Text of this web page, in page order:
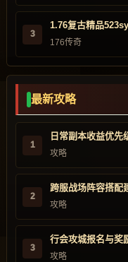
3
1.76复古精品523sy
176传奇
最新攻略
1
日常副本收益优先
攻略
2
跨服战场阵容搭配
攻略
3
行会攻城报名与奖
攻略